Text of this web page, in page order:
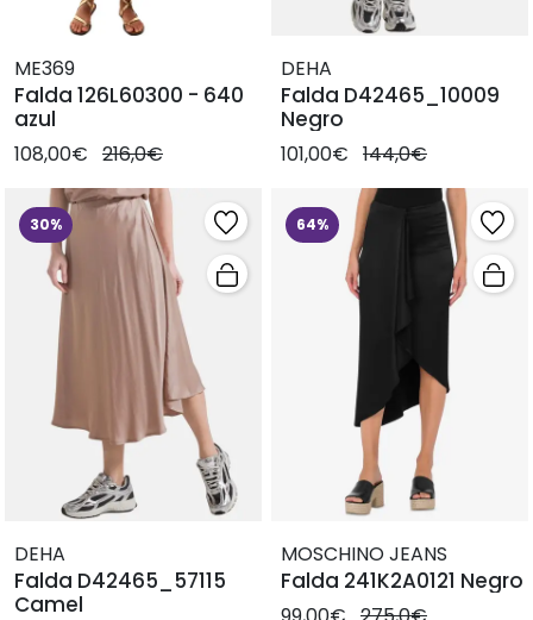
ME369
Falda 126L60300 - 640
azul
108,00€ 216,0€
DEHA
Falda D42465_10009
Negro
101,00€ 144,0€
30%
DEHA
Falda D42465_57115
Camel
64%
MOSCHINO JEANS
Falda 241K2A0121 Negro